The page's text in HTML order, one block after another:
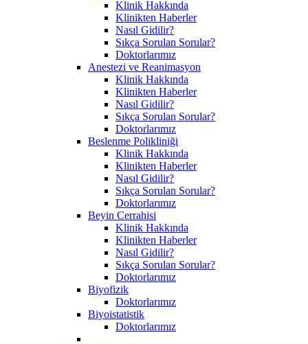
Klinik Hakkında
Klinikten Haberler
Nasıl Gidilir?
Sıkça Sorulan Sorular?
Doktorlarımız
Anestezi ve Reanimasyon
Klinik Hakkında
Klinikten Haberler
Nasıl Gidilir?
Sıkça Sorulan Sorular?
Doktorlarımız
Beslenme Polikliniği
Klinik Hakkında
Klinikten Haberler
Nasıl Gidilir?
Sıkça Sorulan Sorular?
Doktorlarımız
Beyin Cerrahisi
Klinik Hakkında
Klinikten Haberler
Nasıl Gidilir?
Sıkça Sorulan Sorular?
Doktorlarımız
Biyofizik
Doktorlarımız
Biyoistatistik
Doktorlarımız